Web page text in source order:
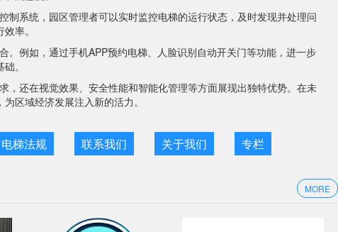
系统，园区管理者可以实时监控电梯的运行状态，及时发现并处理问
率。
例如，通过手机APP预约电梯、人脸识别自动开关门等功能，进一步
。
还在视觉效果、安全性能和智能化管理等方面展现出独特优势。在未
区域经济发展注入新的活力。
电梯法规 联系我们 关于我们 专栏
MORE